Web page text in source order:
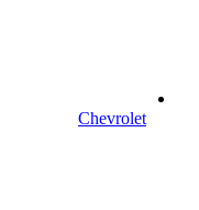
Chevrolet